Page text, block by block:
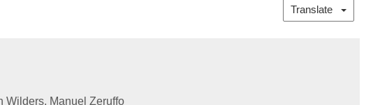
Translate
Wilders, Manuel Zeruffo